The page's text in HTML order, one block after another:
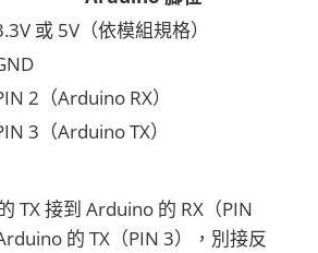
或 5V（依模組規格）
2（Arduino RX）
3（Arduino TX）
TX 接到 Arduino 的 RX（PIN
的 TX（PIN 3），別接反